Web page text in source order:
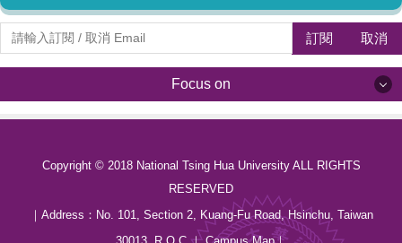
訂閱 取消
Focus on
Focus on
最新消息 News
關於我們 About us
Copyright © 2018 National Tsing Hua University ALL RIGHTS
RESERVED
｜Address： No. 101, Section 2, Kuang-Fu Road, Hsinchu, Taiwan